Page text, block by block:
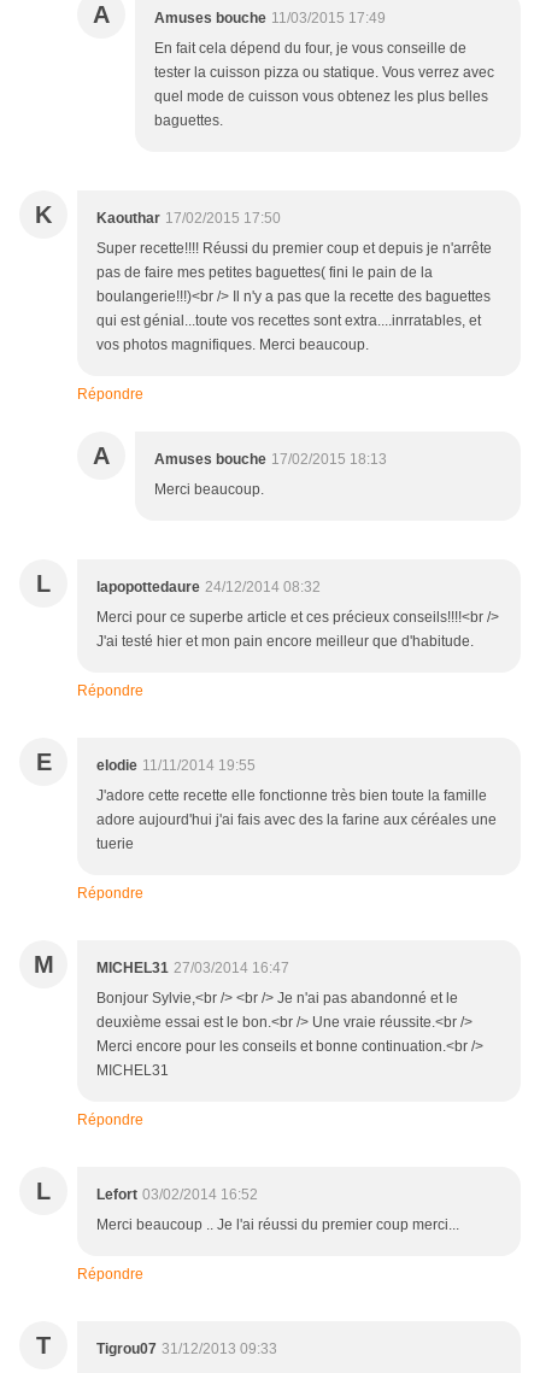
A Amuses bouche 11/03/2015 17:49
En fait cela dépend du four, je vous conseille de
tester la cuisson pizza ou statique. Vous verrez avec
quel mode de cuisson vous obtenez les plus belles
baguettes.
K Kaouthar 17/02/2015 17:50
Super recette!!!! Réussi du premier coup et depuis je n'arrête
pas de faire mes petites baguettes( fini le pain de la
boulangerie!!!)<br /> Il n'y a pas que la recette des baguettes
qui est génial...toute vos recettes sont extra....inrratables, et
vos photos magnifiques. Merci beaucoup.
Répondre
A Amuses bouche 17/02/2015 18:13
Merci beaucoup.
L lapopottedaure 24/12/2014 08:32
Merci pour ce superbe article et ces précieux conseils!!!!<br />
J'ai testé hier et mon pain encore meilleur que d'habitude.
Répondre
E elodie 11/11/2014 19:55
J'adore cette recette elle fonctionne très bien toute la famille
adore aujourd'hui j'ai fais avec des la farine aux céréales une
tuerie
Répondre
M MICHEL31 27/03/2014 16:47
Bonjour Sylvie,<br /> <br /> Je n'ai pas abandonné et le
deuxième essai est le bon.<br /> Une vraie réussite.<br />
Merci encore pour les conseils et bonne continuation.<br />
MICHEL31
Répondre
L Lefort 03/02/2014 16:52
Merci beaucoup .. Je l'ai réussi du premier coup merci...
Répondre
T Tigrou07 31/12/2013 09:33